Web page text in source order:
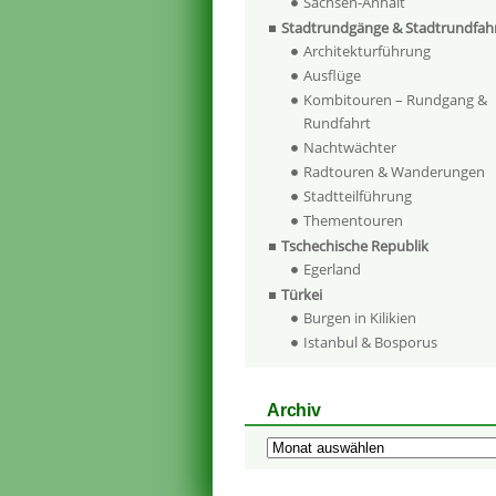
Stadtrundgänge &
Architekturführung
Ausflüge
Kombitouren – Rundgang &
Rundfahrt
Nachtwächter
Radtouren & Wanderungen
Stadtteilführung
Thementouren
Tschechische Republik
Egerland
Türkei
Burgen in Kilikien
Istanbul & Bosporus
Archiv
Archiv